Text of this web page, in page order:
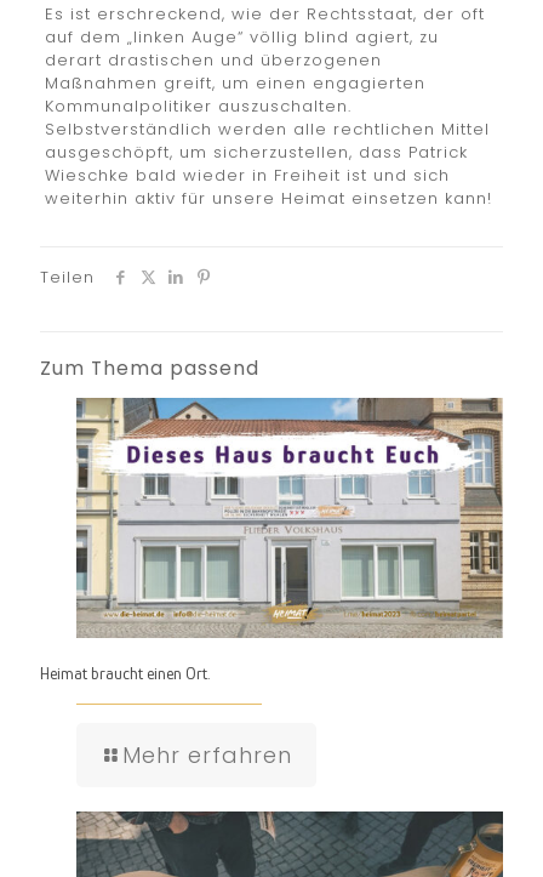
Es ist erschreckend, wie der Rechtsstaat, der oft
auf dem „linken Auge“ völlig blind agiert, zu
derart drastischen und überzogenen
Maßnahmen greift, um einen engagierten
Kommunalpolitiker auszuschalten.
Selbstverständlich werden alle rechtlichen Mittel
ausgeschöpft, um sicherzustellen, dass Patrick
Wieschke bald wieder in Freiheit ist und sich
weiterhin aktiv für unsere Heimat einsetzen kann!
Teilen
Zum Thema passend
Heimat braucht einen Ort.
Mehr erfahren